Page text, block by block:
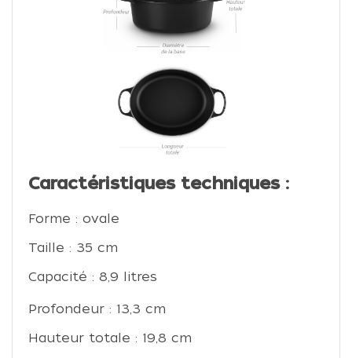
Caractéristiques techniques :
Forme : ovale
Taille : 35 cm
Capacité : 8,9 litres
Profondeur : 13,3 cm
Hauteur totale : 19,8 cm